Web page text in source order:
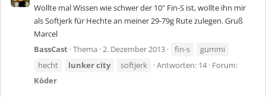
Wollte mal Wissen wie schwer der 10" Fin-S ist, wollte ihn mir
als Softjerk für Hechte an meiner 29-79g Rute zulegen. Gruß
Marcel
BassCast Thema 2. Dezember 2013 fin-s
gummi
hecht
lunkercity softjerk Antworten: 14 Forum:
Köder